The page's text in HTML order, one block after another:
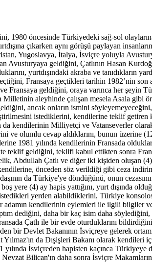
öncesinde Türkiyedeki sağ-sol olaylarına
çıkarken aynı görüşü paylayan
Yugoslavya, İtalya, İsviçre yoluyla
geldiğini, Çatlının Hasan
yurtdışındaki akraba ve tanıdıkların
Fransaya geçtikleri tarihin 1982’nin
ve Fransaya geldiğini, oraya varınca her
aleyhinde çalışan mesela Asala gibi
ancak onların ismini
istediklerini, kendilerine teklif
kendilerinin Milliyetçi ve Vatanseverler
ve olumlu cevap aldıklarını, bunun
1981 yılında kendilerinin Fransada
teklif geldiğini, teklifi kabul ettikten sonra
Abdullah Çatlı ve diğer iki kişiden oluşan (4)
önceden söz verildiği gibi ceza
da Türkiye'ye döndüğünü, onun
(4) ay hapis yattığını, yurt dışında
istedikleri yerden alabildiklerini, Türkiye
adamın kendilerinin eylemleri ile ilgili
dediğini, daha bir kaç isim daha
Çatlı ile bir evde oturduklarını
bir Devlet Bakanının İsviçreye gelerek
da Dışişleri Bakanı olarak kendileri
İsviçreden hapisten kaçınca
Nevzat Bilican'ın daha sonra İsviçre